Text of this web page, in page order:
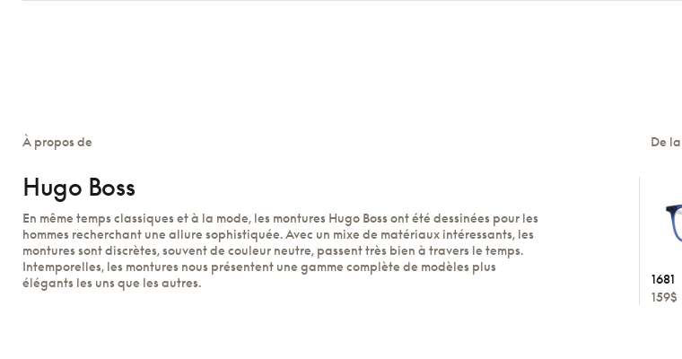
À propos de
Hugo Boss
En même temps classiques et à la mode, les montures Hugo Boss ont été dessinées pour les
hommes recherchant une allure sophistiquée. Avec un mixe de matériaux intéressants, les
montures sont discrètes, souvent de couleur neutre, passent très bien à travers le temps.
Intemporelles, les montures nous présentent une gamme complète de modèles plus
élégants les uns que les autres.
De
1681
159$